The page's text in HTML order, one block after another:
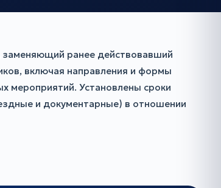
заменяющий ранее действовавший
включая направления и формы
мероприятий. Установлены сроки
и документарные) в отношении